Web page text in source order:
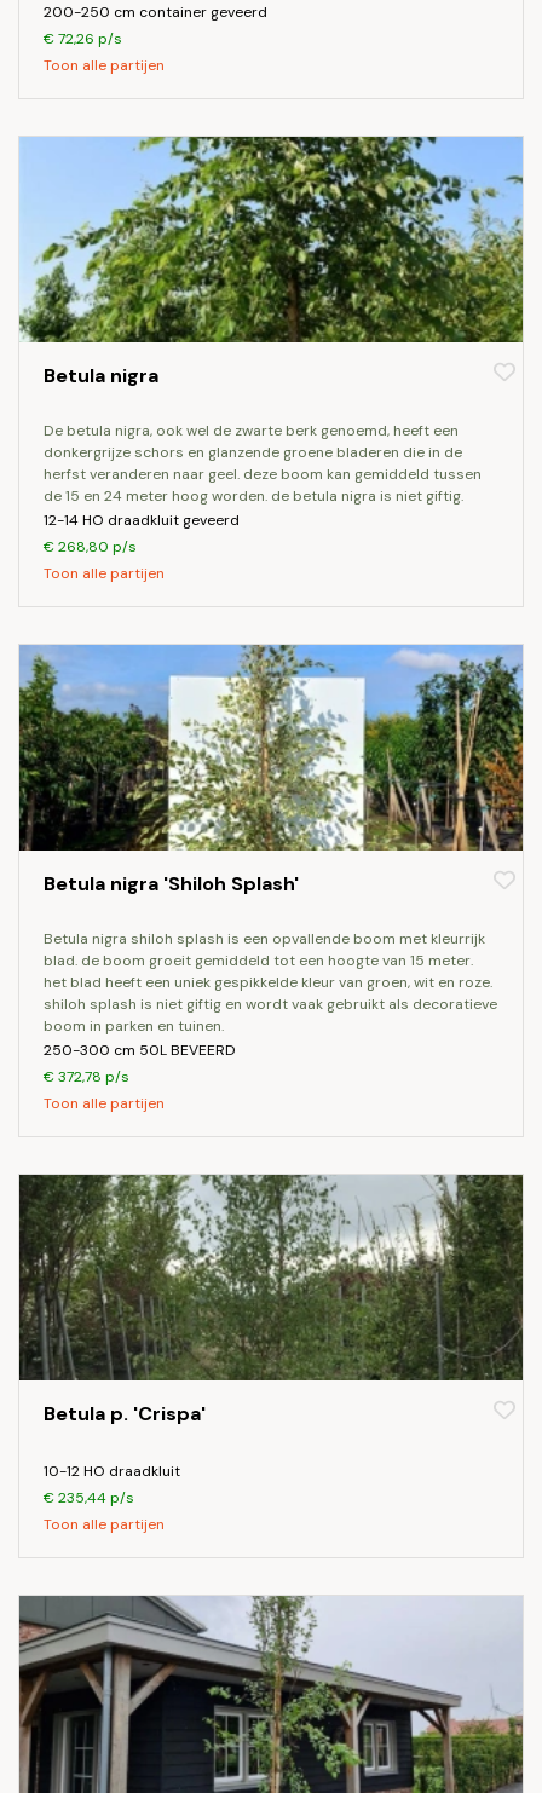
200-250 cm container geveerd
€ 72,26 p/s
Toon alle partijen
Betula nigra
de betula nigra, ook wel de zwarte berk genoemd, heeft een
donkergrijze schors en glanzende groene bladeren die in de
herfst veranderen naar geel. deze boom kan gemiddeld tussen
de 15 en 24 meter hoog worden. de betula nigra is niet giftig.
12-14 HO draadkluit geveerd
€ 268,80 p/s
Toon alle partijen
Betula nigra 'Shiloh Splash'
betula nigra shiloh splash is een opvallende boom met kleurrijk
blad. de boom groeit gemiddeld tot een hoogte van 15 meter.
het blad heeft een uniek gespikkelde kleur van groen, wit en roze.
shiloh splash is niet giftig en wordt vaak gebruikt als decoratieve
boom in parken en tuinen.
250-300 cm 50L BEVEERD
€ 372,78 p/s
Toon alle partijen
Betula p. 'Crispa'
10-12 HO draadkluit
€ 235,44 p/s
Toon alle partijen